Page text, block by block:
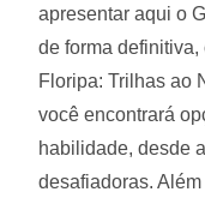
apresentar aqui o
de forma
Floripa: Trilhas ao
você encontrará
habilidade, desde
desafiadoras.